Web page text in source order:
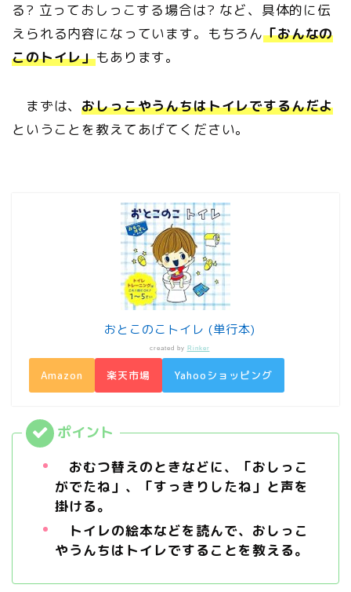
る? 立っておしっこする場合は? など、具体的に伝
えられる内容になっています。もちろん「おんなの
このトイレ」もあります。
まずは、おしっこやうんちはトイレでするんだよ
ということを教えてあげてください。
おとこのこトイレ (単行本)
created by Rinker
Amazon 楽天市場 Yahooショッピング
おむつ替えのときなどに、「おしっこ
がでたね」、「すっきりしたね」と声を
掛ける。
トイレの絵本などを読んで、おしっこ
やうんちはトイレですることを教える。